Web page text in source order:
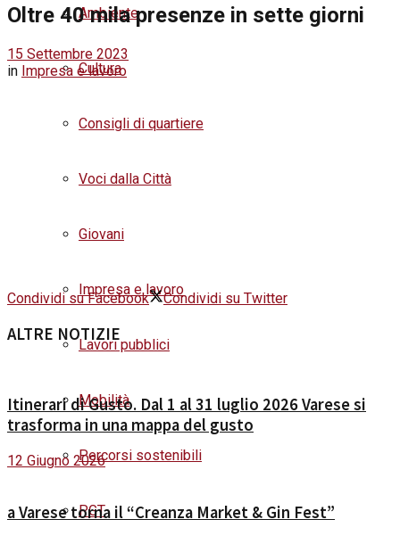
Ambiente
Cultura
Consigli di quartiere
Voci dalla Città
Giovani
Impresa e lavoro
Lavori pubblici
Mobilità
Percorsi sostenibili
PGT
Oltre 40 mila presenze in sette giorni
15 Settembre 2023
in Impresa e lavoro
Condividi su Facebook Condividi su Twitter
ALTRE NOTIZIE
Itinerari di Gusto. Dal 1 al 31 luglio 2026 Varese si
trasforma in una mappa del gusto
12 Giugno 2026
a Varese torna il “Creanza Market & Gin Fest”